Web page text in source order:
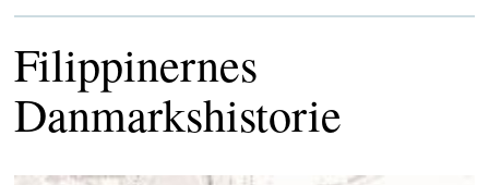
Filippinernes
Danmarkshistorie